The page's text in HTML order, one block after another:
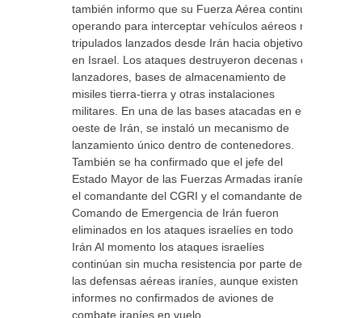
también informo que su Fuerza Aérea continúa
operando para interceptar vehículos aéreos no
tripulados lanzados desde Irán hacia objetivos
en Israel. Los ataques destruyeron decenas de
lanzadores, bases de almacenamiento de
misiles tierra-tierra y otras instalaciones
militares. En una de las bases atacadas en el
oeste de Irán, se instaló un mecanismo de
lanzamiento único dentro de contenedores.
También se ha confirmado que el jefe del
Estado Mayor de las Fuerzas Armadas iraníes,
el comandante del CGRI y el comandante del
Comando de Emergencia de Irán fueron
eliminados en los ataques israelíes en todo
Irán Al momento los ataques israelíes
continúan sin mucha resistencia por parte de
las defensas aéreas iraníes, aunque existen
informes no confirmados de aviones de
combate iraníes en vuelo.